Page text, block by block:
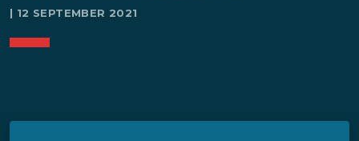
| 12 SEPTEMBER 2021